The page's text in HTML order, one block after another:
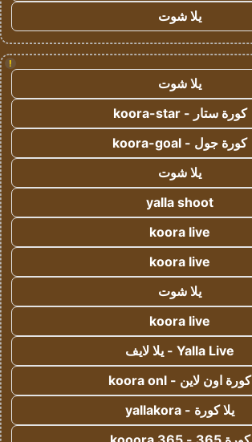
يلا شوت
!
يلا شوت
كورة ستار - koora-star
كورة جول - koora-goal
يلا شوت
yalla shoot
koora live
koora live
يلا شوت
koora live
Yalla Live - يلا لايف
كورة اون لاين - koora onl
يلا كورة - yallakora